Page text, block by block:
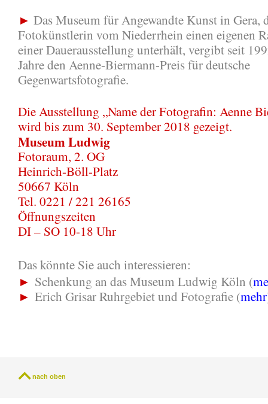
► Das Museum für Angewandte Kunst in Gera,
Fotokünstlerin vom Niederrhein einen eigenen
einer Dauerausstellung unterhält, vergibt seit
Jahre den Aenne-Biermann-Preis für deutsche
Gegenwartsfotografie.
Die Ausstellung „Name der Fotografin: Aenne
wird bis zum 30. September 2018 gezeigt.
Museum Ludwig
Fotoraum, 2. OG
Heinrich-Böll-Platz
50667 Köln
Tel. 0221 / 221 26165
Öffnungszeiten
DI – SO 10-18 Uhr
Das könnte Sie auch interessieren:
► Schenkung an das Museum Ludwig Köln (
► Erich Grisar Ruhrgebiet und Fotografie (mehr
nach oben